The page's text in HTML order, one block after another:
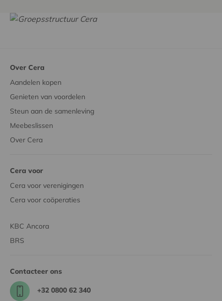
Over Cera
Aandelen kopen
Genieten van voordelen
Steun aan de samenleving
Meebeslissen
Over Cera
Cera voor
Cera voor verenigingen
Cera voor coöperaties
KBC Ancora
BRS
Contacteer ons
+32 0800 62 340